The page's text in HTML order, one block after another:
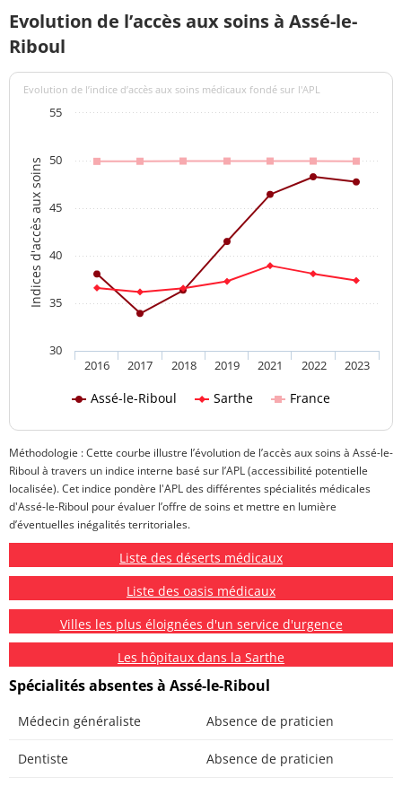
Evolution de l’accès aux soins à Assé-le-
Riboul
Indices d'accès aux soins
Evolution de l’indice d’accès aux soins médicaux fondé sur l'APL
Assé-le-Riboul Sarthe France
2016 2017 2018 2019 2021 2022 2023
30
35
40
45
50
55
Méthodologie : Cette courbe illustre l’évolution de l’accès aux soins à Assé-le-
Riboul à travers un indice interne basé sur l’APL (accessibilité potentielle
localisée). Cet indice pondère l'APL des différentes spécialités médicales
d'Assé-le-Riboul pour évaluer l’offre de soins et mettre en lumière
d’éventuelles inégalités territoriales.
Liste des déserts médicaux
Liste des oasis médicaux
Villes les plus éloignées d'un service d'urgence
Les hôpitaux dans la Sarthe
Spécialités absentes à Assé-le-Riboul
Médecin généraliste Absence de praticien
Dentiste Absence de praticien